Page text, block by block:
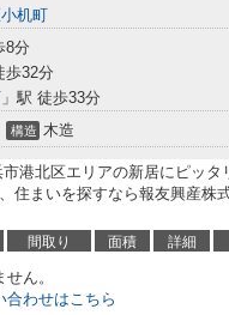
小机町
8分
歩32分
」駅 徒歩33分
構造 木造
市港北区エリアの新居にピッ
住まいを探すなら報友興産株
間取り 面積 詳細
ん。
合わせはこちら